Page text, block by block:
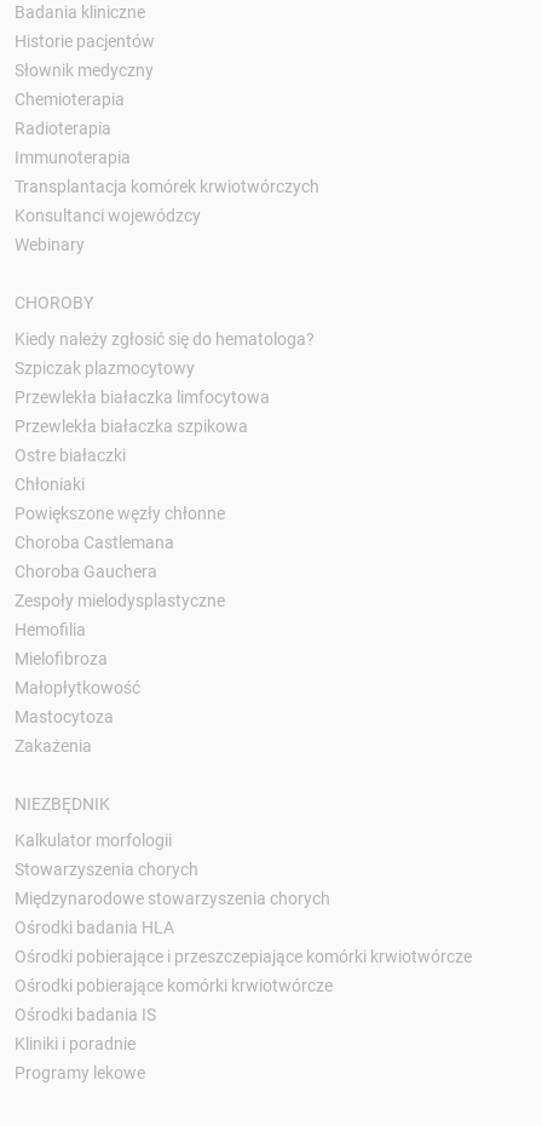
Badania kliniczne
Historie pacjentów
Słownik medyczny
Chemioterapia
Radioterapia
Immunoterapia
Transplantacja komórek krwiotwórczych
Konsultanci wojewódzcy
Webinary
CHOROBY
Kiedy należy zgłosić się do hematologa?
Szpiczak plazmocytowy
Przewlekła białaczka limfocytowa
Przewlekła białaczka szpikowa
Ostre białaczki
Chłoniaki
Powiększone węzły chłonne
Choroba Castlemana
Choroba Gauchera
Zespoły mielodysplastyczne
Hemofilia
Mielofibroza
Małopłytkowość
Mastocytoza
Zakażenia
NIEZBĘDNIK
Kalkulator morfologii
Stowarzyszenia chorych
Międzynarodowe stowarzyszenia chorych
Ośrodki badania HLA
Ośrodki pobierające i przeszczepiające komórki krwiotwórcze
Ośrodki pobierające komórki krwiotwórcze
Ośrodki badania IS
Kliniki i poradnie
Programy lekowe